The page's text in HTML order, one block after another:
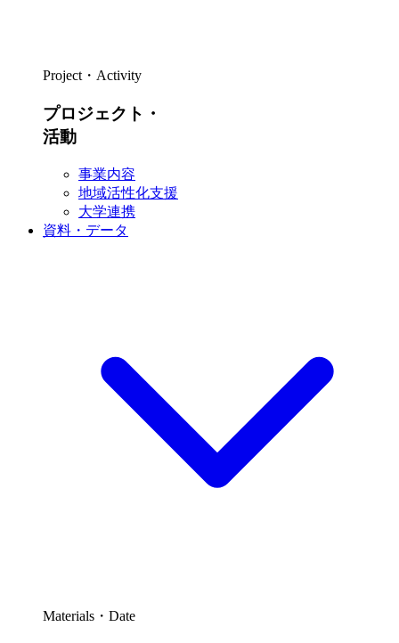
Project・Activity
プロジェクト・
活動
事業内容
地域活性化支援
大学連携
資料・データ
Materials・Date